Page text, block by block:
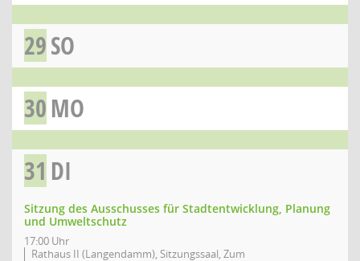
29SO
30MO
31 DI
Sitzung des Ausschusses für Stadtentwicklung, Planung
und Umweltschutz
17:00 Uhr
Rathaus II (Langendamm), Sitzungssaal, Zum